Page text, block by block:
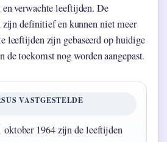
verwachte leeftijden. De
zijn definitief en kunnen niet meer
leeftijden zijn gebaseerd op huidige
de toekomst nog worden aangepast.
VASTGESTELDE
oktober 1964 zijn de leeftijden